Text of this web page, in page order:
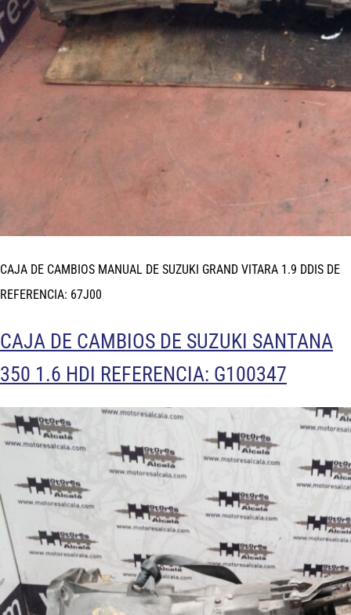
CAJA DE CAMBIOS MANUAL DE SUZUKI GRAND VITARA 1.9 DDIS DE
REFERENCIA: 67J00
CAJA DE CAMBIOS DE SUZUKI SANTANA
350 1.6 HDI REFERENCIA: G100347